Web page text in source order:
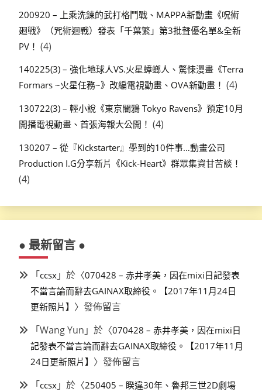
200920 – 上乘洗鍊的武打格鬥戰、MAPPA新動畫《呪術
廻戦》（咒術迴戰）發表「千葉繁」第3批聲優名單&全新
PV！ (4)
140225(3) – 強化地球人VS.火星蟑螂人、驚悚漫畫《Terra
Formars ~火星任務~》改編電視動畫、OVA新動畫！ (4)
130722(3) – 輕小說《東京闇鴉 Tokyo Ravens》預定10月
開播電視動畫、首張海報大公開！ (4)
130207 – 從『Kickstarter』學到的10件事…動畫公司
Production I.G分享新片《Kick-Heart》群眾集資甘苦談！
(4)
● 最新留言 ●
「ccsx 」於〈070428 – 赤井孝美，因在mixi日記發表
不當言論而辭去GAINAX取締役。【2017年11月24日
更新照片】 〉發佈留言
「Wang Yun 」於〈070428 – 赤井孝美，因在mixi日
記發表不當言論而辭去GAINAX取締役。【2017年11月
24日更新照片】 〉發佈留言
「ccsx 」於〈250405 – 睽違30年、魯邦三世2D劇場